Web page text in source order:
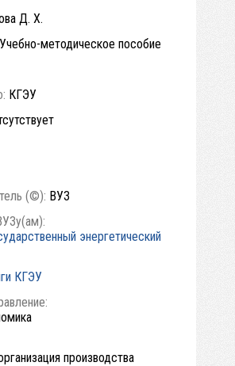
Д. Х.
Учебно-методическое пособие
КГЭУ
(©): ВУЗ
энергетический
КГЭУ
производства